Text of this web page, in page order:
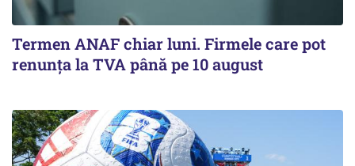
Termen ANAF chiar luni. Firmele care pot
renunța la TVA până pe 10 august